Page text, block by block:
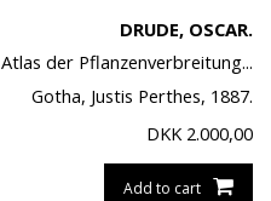
DRUDE, OSCAR.
Atlas der Pflanzenverbreitung...
Gotha, Justis Perthes, 1887.
DKK 2.000,00
Add to cart